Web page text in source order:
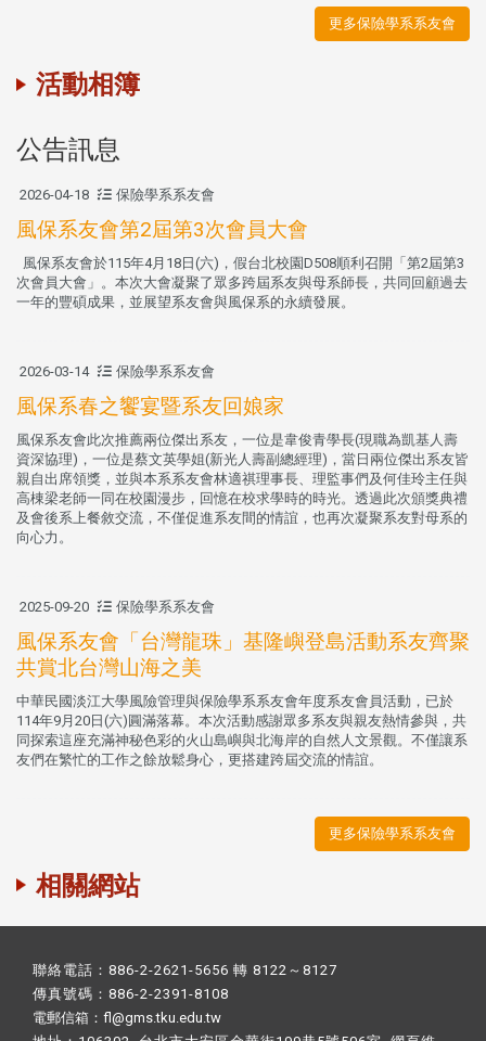
更多保險學系系友會
活動相簿
公告訊息
2026-04-18 保險學系系友會
風保系友會第2屆第3次會員大會
風保系友會於115年4月18日(六)，假台北校園D508順利召開「第2屆第3
次會員大會」。本次大會凝聚了眾多跨屆系友與母系師長，共同回顧過去
一年的豐碩成果，並展望系友會與風保系的永續發展。
2026-03-14 保險學系系友會
風保系春之饗宴暨系友回娘家
風保系友會此次推薦兩位傑出系友，一位是韋俊青學長(現職為凱基人壽
資深協理)，一位是蔡文英學姐(新光人壽副總經理)，當日兩位傑出系友皆
親自出席領獎，並與本系系友會林適祺理事長、理監事們及何佳玲主任與
高棟梁老師一同在校園漫步，回憶在校求學時的時光。透過此次頒獎典禮
及會後系上餐敘交流，不僅促進系友間的情誼，也再次凝聚系友對母系的
向心力。
2025-09-20 保險學系系友會
風保系友會「台灣龍珠」基隆嶼登島活動系友齊聚
共賞北台灣山海之美
中華民國淡江大學風險管理與保險學系系友會年度系友會員活動，已於
114年9月20日(六)圓滿落幕。本次活動感謝眾多系友與親友熱情參與，共
同探索這座充滿神秘色彩的火山島嶼與北海岸的自然人文景觀。不僅讓系
友們在繁忙的工作之餘放鬆身心，更搭建跨屆交流的情誼。
更多保險學系系友會
相關網站
聯絡電話：886-2-2621-5656 轉 8122～8127
傳真號碼：886-2-2391-8108
電郵信箱：fl@gms.tku.edu.tw